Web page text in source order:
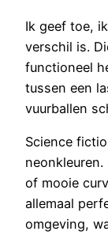
Ik geef toe,
verschil is.
functioneel
tussen een
vuurballen
Science
of mooie
allemaal
omgeving,